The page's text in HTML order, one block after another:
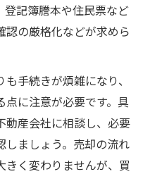
記簿謄本や住民票など
認の厳格化などが求めら
手続きが煩雑になり、
に注意が必要です。具
動産会社に相談し、必要
しましょう。売却の流れ
きく変わりませんが、買